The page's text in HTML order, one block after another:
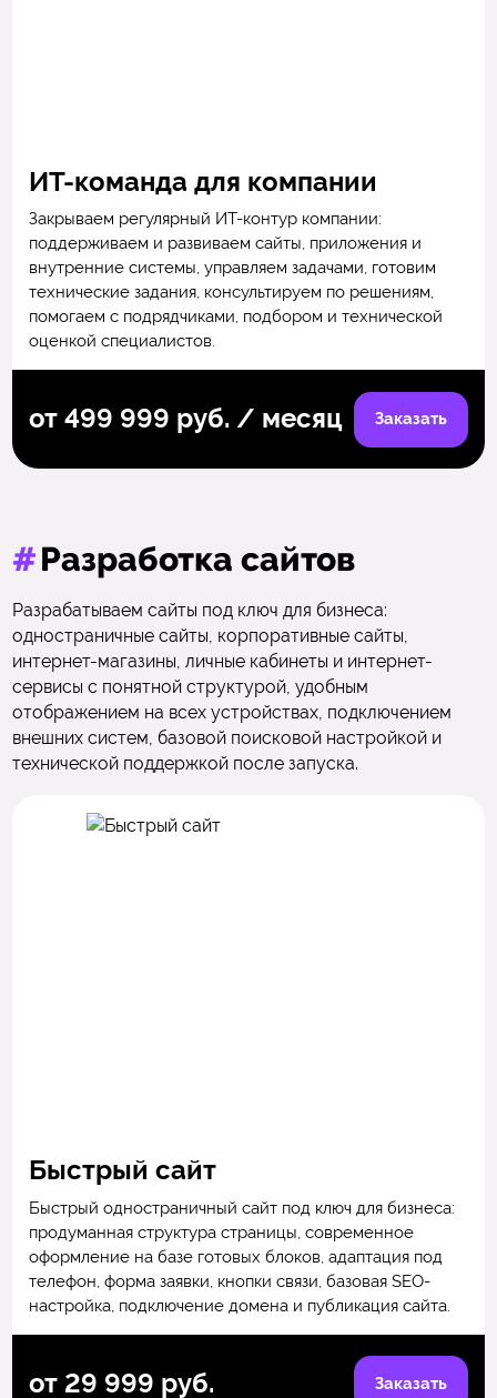
ИТ-команда для компании
Закрываем регулярный ИТ-контур компании:
поддерживаем и развиваем сайты, приложения и
внутренние системы, управляем задачами, готовим
технические задания, консультируем по решениям,
помогаем с подрядчиками, подбором и технической
оценкой специалистов.
от 499 999 руб. / месяц Заказать
#Разработка сайтов
Разрабатываем сайты под ключ для бизнеса:
одностраничные сайты, корпоративные сайты,
интернет-магазины, личные кабинеты и интернет-
сервисы с понятной структурой, удобным
отображением на всех устройствах, подключением
внешних систем, базовой поисковой настройкой и
технической поддержкой после запуска.
Быстрый сайт
Быстрый одностраничный сайт под ключ для бизнеса:
продуманная структура страницы, современное
оформление на базе готовых блоков, адаптация под
телефон, форма заявки, кнопки связи, базовая SEO-
настройка, подключение домена и публикация сайта.
от 29 999 руб. Заказать